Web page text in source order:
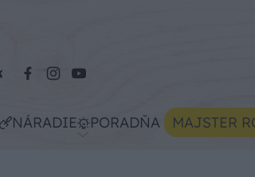
NÁRADIE PORADŇA MAJSTER